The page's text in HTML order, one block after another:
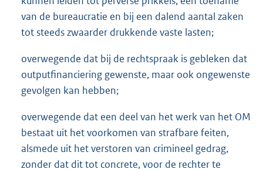
van de bureaucratie en bij een dalend aantal zaken
tot steeds zwaarder drukkende vaste lasten;
overwegende dat bij de rechtspraak is gebleken dat
outputfinanciering gewenste, maar ook ongewenste
gevolgen kan hebben;
overwegende dat een deel van het werk van het OM
bestaat uit het voorkomen van strafbare feiten,
alsmede uit het verstoren van crimineel gedrag,
zonder dat dit tot concrete, voor de rechter te